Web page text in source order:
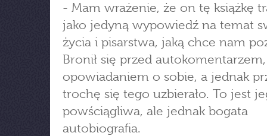
- Mam wrażenie, że on tę książkę
jako jedyną wypowiedź na temat
życia i pisarstwa, jaką chce nam
Bronił się przed
opowiadaniem o sobie, a jednak
trochę się tego uzbierało. To jest
powściągliwa, ale jednak bogata
autobiografia.